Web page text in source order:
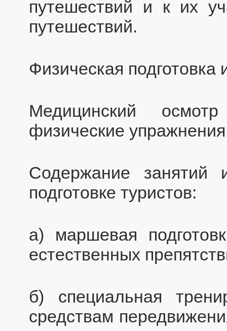
путешествий и к их
путешествий.
Физическая подготовка
Медицинский
физические
Содержание занятий
подготовке туристов:
а) маршевая
естественных
б) специальная
средствам